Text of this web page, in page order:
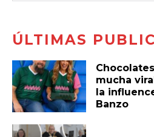
ÚLTIMAS
mucha
la
Banzo